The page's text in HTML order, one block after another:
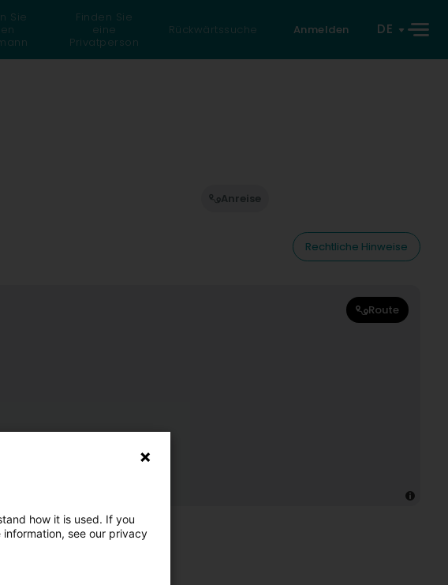
Sie
Finden Sie
eine
Privatperson
Rückwärtssuche Anmelden DE
Anreise
Rechtliche Hinweise
Route
how it is used. If you
see our privacy